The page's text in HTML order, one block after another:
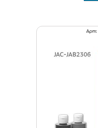
Арт: